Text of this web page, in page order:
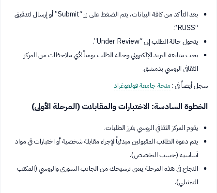
بعد التأكد من كافة البيانات، يتم الضغط على زر “Submit” أو إرسال لتدقيق
“RUSS”.
يتحول حالة الطلب إلى “Under Review”.
يجب متابعة البريد الإلكتروني وحالة الطلب يومياً لأي ملاحظات من المركز
الثقافي الروسي بدمشق.
سجل أيضاً في :منحة جامعة فولغوغراد
الخطوة السادسة: الاختبارات والمقابلات (المرحلة الأولى)
يقوم المركز الثقافي الروسي بفرز الطلبات.
يتم دعوة الطلاب المقبولين مبدئياً لإجراء مقابلة شخصية أو اختبارات في مواد
أساسية (حسب التخصص).
النجاح في هذه المرحلة يعني ترشيحك من الجانب السوري والروسي (المكتب
التمثيلي).